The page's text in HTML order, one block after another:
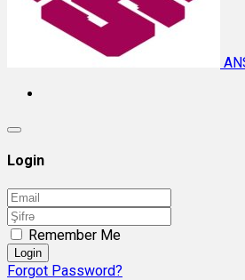
Login
Remember Me
Login
Forgot Password?